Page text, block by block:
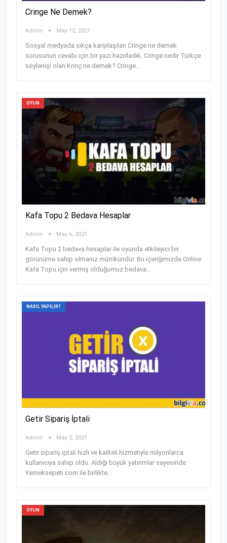
Cringe Ne Demek?
Admin May 12, 2021
Sosyal medyada sıkça karşılaşılan Cringe ne demek
sorusunun cevabı için bir yazı hazırladık. Cringe nedir Türkçe
söylenişi olan Krinç ne demek? Cringe…
OYUN
Kafa Topu 2 Bedava Hesaplar
Admin May 6, 2021
Kafa Topu 2 bedava hesaplar ile oyunda etkileyici bir
görünüme sahip olmanız mümkündür. Bu içeriğimizde Online
Kafa Topu için vermiş olduğumuz bedava…
NASIL YAPILIR?
Getir Sipariş İptali
Admin May 2, 2021
Getir sipariş iptali hızlı ve kaliteli hizmetiyle milyonlarca
kullanıcıya sahip oldu. Aldığı büyük yatırımlar sayesinde
Yemeksepeti.com ile birlikte…
OYUN